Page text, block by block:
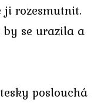
ji rozesmutnit.
se urazila a
poslouchá